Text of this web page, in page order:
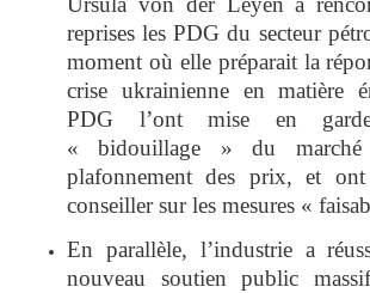
reprises les PDG du secteur
moment où elle préparait la
crise ukrainienne en matière
PDG l’ont mise en
« bidouillage » du
plafonnement des prix, et
conseiller sur les mesures «
En parallèle, l’industrie a
nouveau soutien public